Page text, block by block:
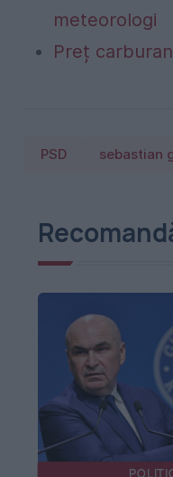
meteorologi
Preț
PSD sebastian